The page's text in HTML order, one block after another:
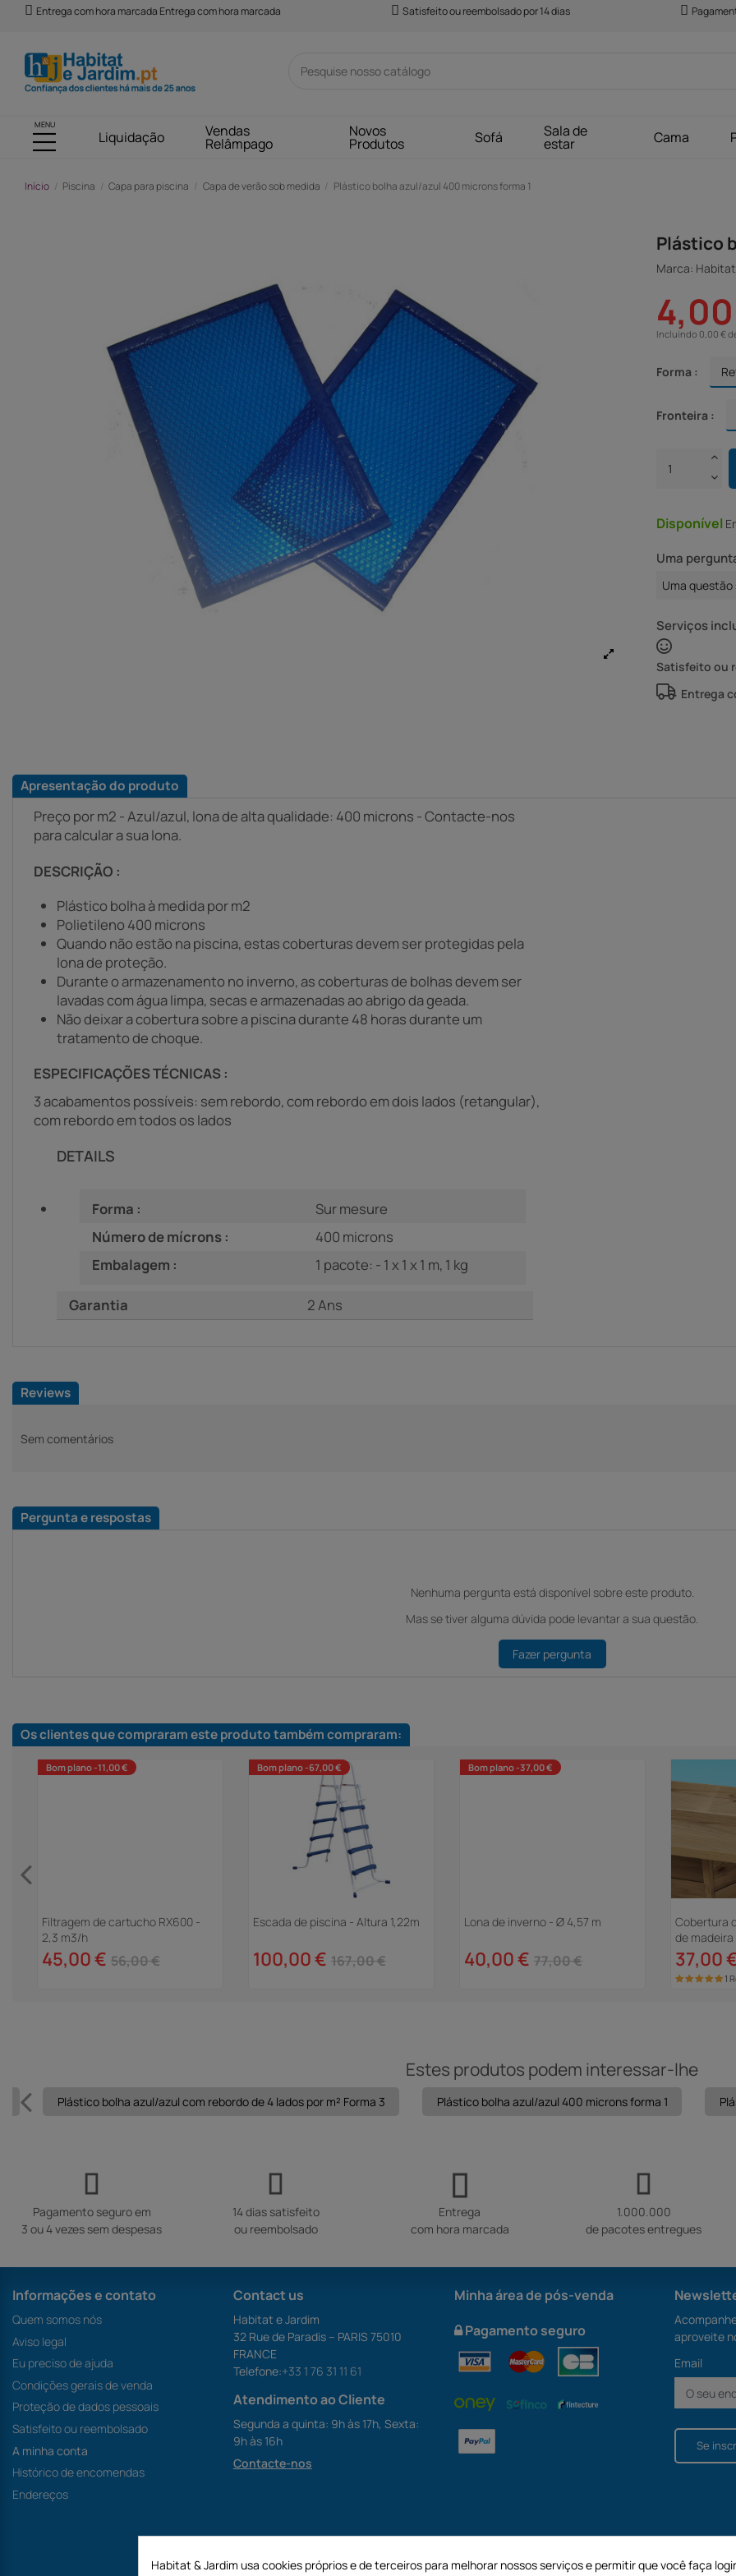
Entrega com hora marcada Entrega com hora marcada Satisfeito ou reembolsado por 14 dias
MENU
Liquidação Vendas
Relâmpago
Novos
Produtos Sofá Sala de
estar Cama
Início Piscina Capa para piscina Capa de verão sob medida Plástico bolha azul/azul 400 microns forma 1
Plástico
Marca:
Incluindo 0,00 €
Forma :
Fronteira :
Disponível
Uma
Uma
Serviços
Satisfeito ou
Entrega
Apresentação do produto
Preço por m2 - Azul/azul, lona de alta qualidade: 400 microns - Contacte-nos
para calcular a sua lona.
DESCRIÇÃO :
Plástico bolha à medida por m2
Polietileno 400 microns
Quando não estão na piscina, estas coberturas devem ser protegidas pela
lona de proteção.
Durante o armazenamento no inverno, as coberturas de bolhas devem ser
lavadas com água limpa, secas e armazenadas ao abrigo da geada.
Não deixar a cobertura sobre a piscina durante 48 horas durante um
tratamento de choque.
ESPECIFICAÇÕES TÉCNICAS :
3 acabamentos possíveis: sem rebordo, com rebordo em dois lados (retangular),
com rebordo em todos os lados
DETAILS
Forma :
Sur mesure
Número de mícrons :
400 microns
Embalagem :
1 pacote: - 1 x 1 x 1 m, 1 kg
Garantia 2 Ans
Reviews
Sem comentários
Pergunta e respostas
Nenhuma pergunta está disponível sobre este produto.
Mas se tiver alguma dúvida pode levantar a sua questão.
Fazer pergunta
Os clientes que compraram este produto também compraram:
Bom plano -11,00 € Bom plano -67,00 €
Escada de piscina - Altura 1,22m
100,00 € 167,00 €
Bom plano -37,00 €
Cobertura
de
37,00
1
Estes produtos podem interessar-lhe
Plástico bolha azul/azul com rebordo de 4 lados por m² Forma 3 Plástico bolha azul/azul 400 microns forma 1
Pagamento seguro em
3 ou 4 vezes sem despesas
14 dias satisfeito
ou reembolsado
Entrega
com hora marcada
1.000.000
de pacotes entregues
Informações e contato
Quem somos nós
Aviso legal
Eu preciso de ajuda
Condições gerais de venda
Proteção de dados pessoais
Satisfeito ou reembolsado
A minha conta
Histórico de encomendas
Endereços
Contact us
Habitat e Jardim
32 Rue de Paradis – PARIS 75010
FRANCE
Telefone:+33 1 76 31 11 61
Atendimento ao Cliente
Segunda a quinta: 9h às 17h, Sexta:
9h às 16h
Contacte-nos
Minha área de pós-venda
Pagamento seguro
aproveite
Email
Se
Habitat & Jardim usa cookies próprios e de terceiros para melhorar nossos serviços e permitir que você faça